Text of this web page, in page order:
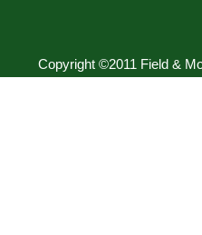
Copyright ©2011 Field &